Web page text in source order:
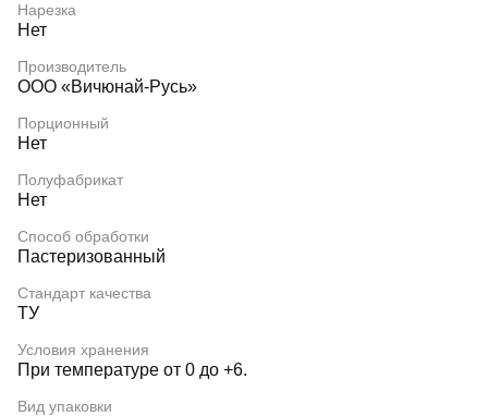
Нарезка
Нет
Производитель
ООО «Вичюнай-Русь»
Порционный
Нет
Полуфабрикат
Нет
Способ обработки
Пастеризованный
Стандарт качества
ТУ
Условия хранения
При температуре от 0 до +6.
Вид упаковки